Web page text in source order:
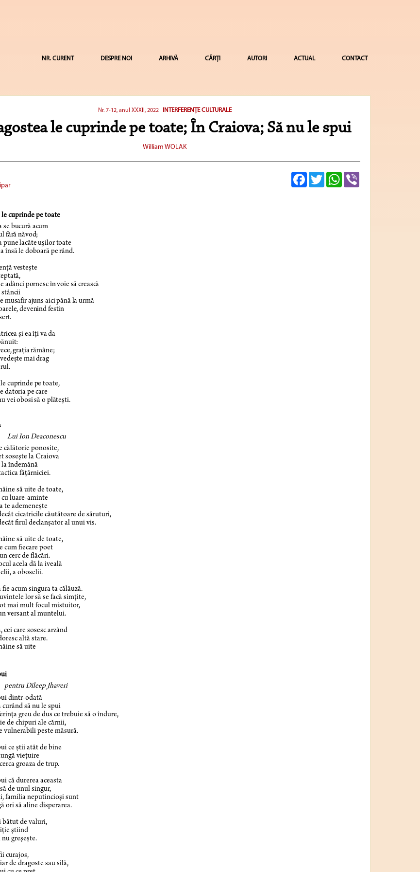
NR. CURENT DESPRE NOI ARHIVĂ CĂRȚI AUTORI ACTUAL CONTACT
Nr. 7-12, anul XXXII, 2022 INTERFERENȚE CULTURALE
le cuprinde pe toate; În Craiova; Să nu le spui
William WOLAK
FacebookTwitterWhatsApp
le cuprinde pe toate
se bucură acum
fără năvod;
pune lacăte uşilor toate
însă le doboară pe rând.
vesteşte
adânci pornesc în voie să crească
musafir ajuns aici până la urmă
devenind festin
şi ea îţi va da
graţia rămâne;
mai drag
cuprinde pe toate,
datoria pe care
vei obosi să o plăteşti.
Deaconescu
călătorie ponosite,
soseşte la Craiova
îndemână
făţărniciei.
să uite de toate,
cu luare-aminte
te ademeneşte
cicatricile căutătoare de săruturi,
firul declanşator al unui vis.
să uite de toate,
cum fiecare poet
cerc de flăcări.
acela dă la iveală
a oboselii.
fie acum singura ta călăuză.
lor să se facă simţite,
mai mult focul mistuitor,
versant al muntelui.
cei care sosesc arzând
altă stare.
să uite
Dileep Jhaveri
dintr-odată
curând să nu le spui
greu de dus ce trebuie să o îndure,
de chipuri ale cărnii,
vulnerabili peste măsură.
ce ştii atât de bine
vieţuire
groaza de trup.
că durerea aceasta
de unul singur,
familia neputincioşi sunt
ori să aline disperarea.
bătut de valuri,
ştiind
greşeşte.
curajos,
de dragoste sau silă,